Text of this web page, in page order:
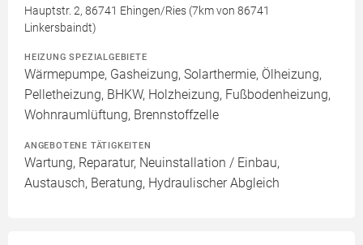
Hauptstr. 2, 86741 Ehingen/Ries (7km von 86741
Linkersbaindt)
HEIZUNG SPEZIALGEBIETE
Wärmepumpe, Gasheizung, Solarthermie, Ölheizung,
Pelletheizung, BHKW, Holzheizung, Fußbodenheizung,
Wohnraumlüftung, Brennstoffzelle
ANGEBOTENE TÄTIGKEITEN
Wartung, Reparatur, Neuinstallation / Einbau,
Austausch, Beratung, Hydraulischer Abgleich